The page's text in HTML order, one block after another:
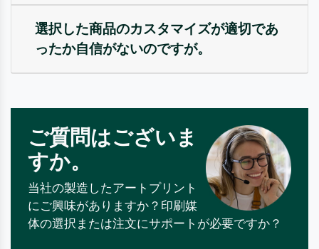
選択した商品のカスタマイズが適切であ
ったか自信がないのですが。
ご質問はございま
すか。
当社の製造したアートプリント
にご興味がありますか？印刷媒
体の選択または注文にサポートが必要ですか？